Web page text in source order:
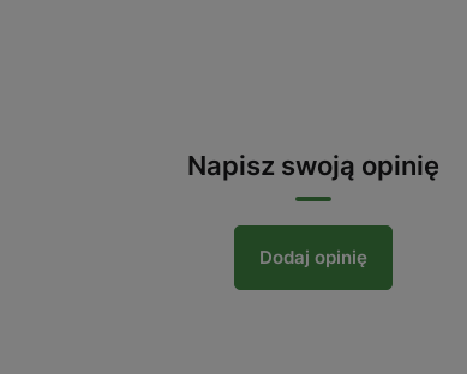
Napisz swoją opinię
Dodaj opinię